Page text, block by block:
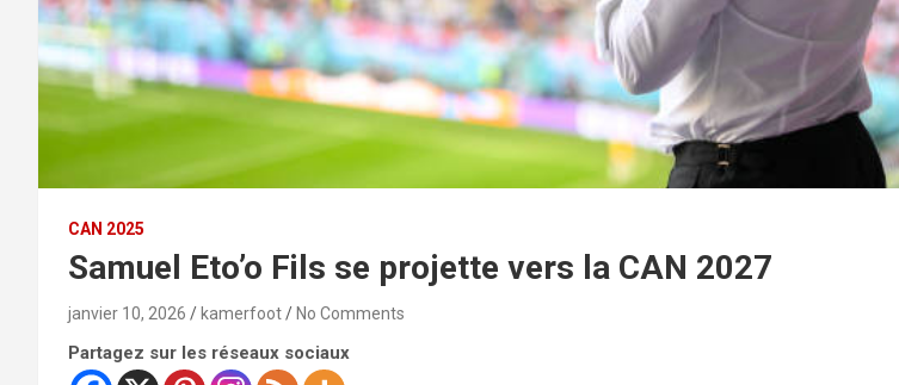
CAN 2025
Samuel Eto’o Fils se projette vers la CAN 2027
janvier 10, 2026 kamerfoot No Comments
Partagez sur les réseaux sociaux